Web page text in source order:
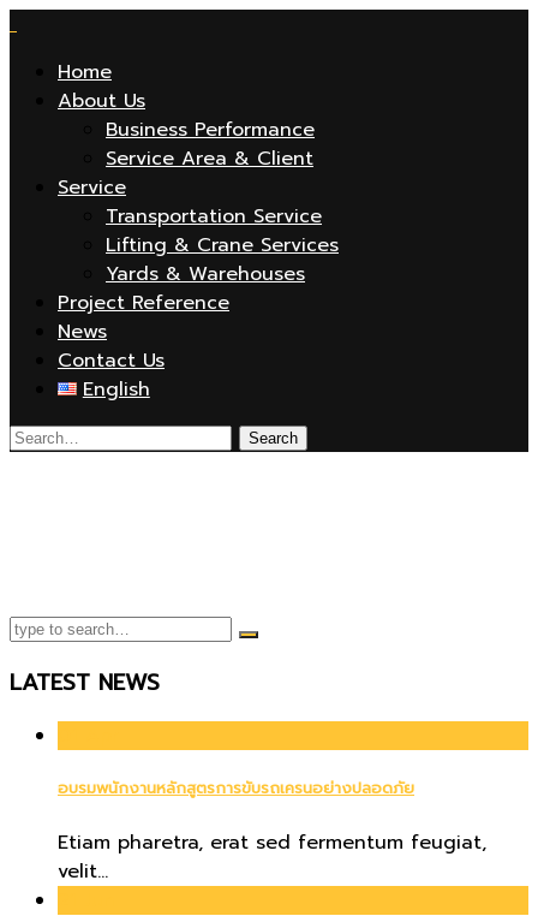
Home
About Us
Business Performance
Service Area & Client
Service
Transportation Service
Lifting & Crane Services
Yards & Warehouses
Project Reference
News
Contact Us
English
LATEST NEWS
อบรมพนักงานหลักสูตรการขับรถเครนอย่างปลอดภัย
Etiam pharetra, erat sed fermentum feugiat,
velit...